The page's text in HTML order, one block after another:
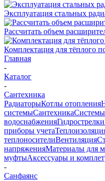
Эксплуатация стальных
Рассчитать объем
Комплектация для тёплого
Главная
-
Каталог
-
Сантехника
РадиаторыКотлы отопления
системыСантехника
водоснабжения
приборы учета
теплоносителиВентиляция
напряженияМатериалы для
муфтыАксессуары и
-
Санфаянс